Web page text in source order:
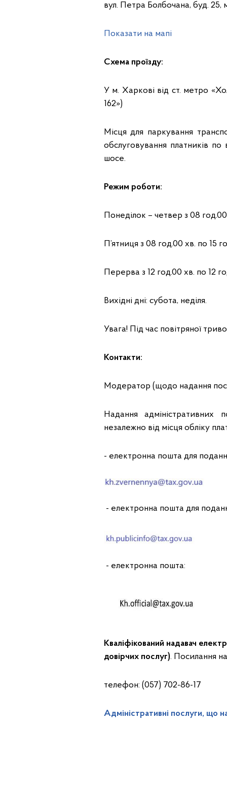
вул. Петра Болбочана, буд. 25,
Показати на мапі
Схема проїзду:
У м. Харкові від ст. метро
162»)
Місця для паркування
обслуговування платників по
шосе.
Режим роботи:
Понеділок – четвер з 08
П’ятниця з 08 год.00 хв. по 15
Перерва з 12 год.00 хв. по 12
Вихідні дні: субота, неділя.
Увага! Під час повітряної
Контакти:
Модератор (щодо надання
Надання адміністративних
незалежно від місця обліку
- електронна пошта для
- електронна пошта для
- електронна пошта:
Кваліфікований надавач
довірчих послуг). Посилання
телефон: (057) 702-86-17
Адміністративні послуги, що